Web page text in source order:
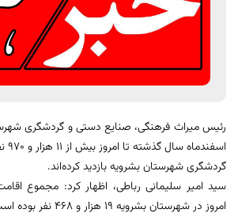
گردشگری شهرستان بشرویه بازدید کرده‌اند.
سید امیر سلیمانی رباطی، اظهار کرد: مجموع
امروز در شهرستان بشرویه 19 هزار و 468 نفر بوده است.